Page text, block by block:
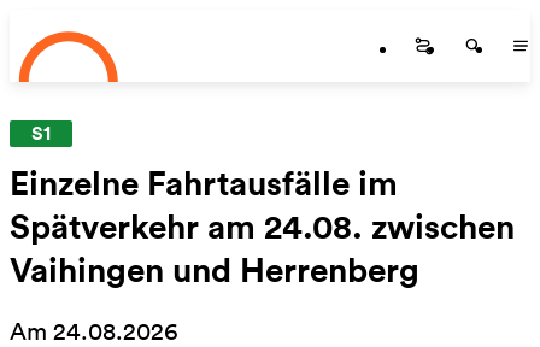
Zum Hauptinhalt springen
Startseite
S1
Einzelne Fahrtausfälle im
Spätverkehr am 24.08. zwischen
Vaihingen und Herrenberg
Am 24.08.2026